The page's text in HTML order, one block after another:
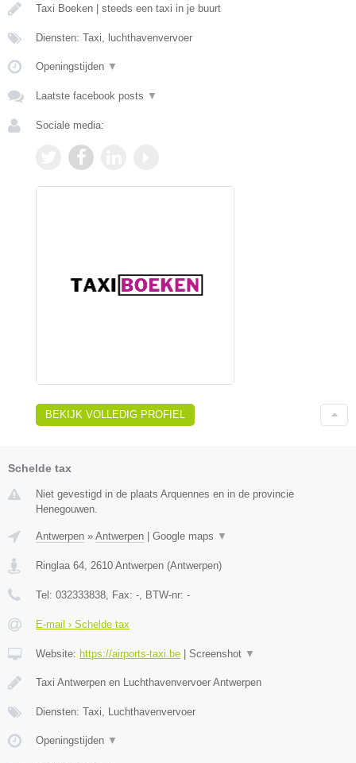
Taxi Boeken | steeds een taxi in je buurt
Diensten: Taxi, luchthavenvervoer
Openingstijden ▼
Laatste facebook posts ▼
Sociale media:
BEKIJK VOLLEDIG PROFIEL
Schelde tax
Niet gevestigd in de plaats Arquennes en in de provincie
Henegouwen.
Antwerpen » Antwerpen Google maps ▼
Ringlaa 64, 2610 Antwerpen (Antwerpen)
Tel: 032333838, Fax: -, BTW-nr: -
E-mail › Schelde tax
Website: https://airports-taxi.be Screenshot ▼
Taxi Antwerpen en Luchthavenvervoer Antwerpen
Diensten: Taxi, Luchthavenvervoer
Openingstijden ▼